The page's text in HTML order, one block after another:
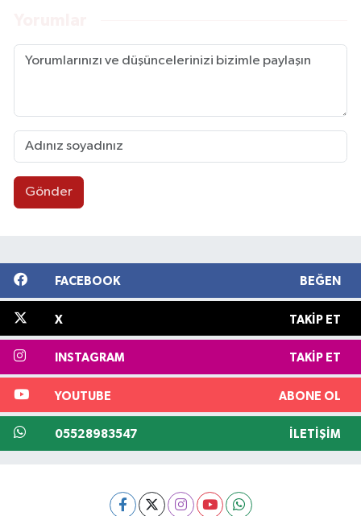
Gönder
FACEBOOK BEĞEN
X TAKIP ET
INSTAGRAM TAKIP ET
YOUTUBE ABONE OL
05528983547 İLETIŞIM